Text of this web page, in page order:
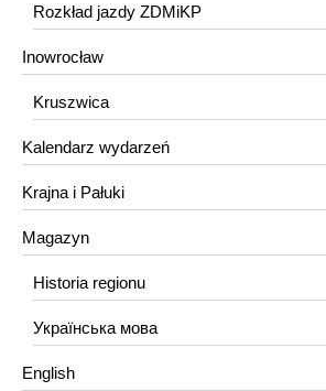
Rozkład jazdy ZDMiKP
Inowrocław
Kruszwica
Kalendarz wydarzeń
Krajna i Pałuki
Magazyn
Historia regionu
Українська мова
English